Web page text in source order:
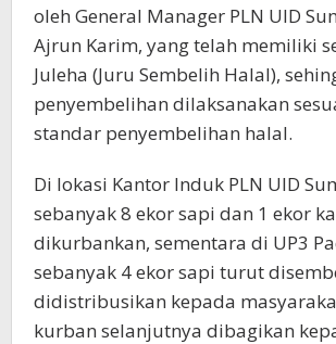
oleh General Manager PLN UID
Ajrun Karim, yang telah memiliki
Juleha (Juru Sembelih Halal),
penyembelihan dilaksanakan
standar penyembelihan halal.
Di lokasi Kantor Induk PLN UID
sebanyak 8 ekor sapi dan 1 ekor
dikurbankan, sementara di UP3
sebanyak 4 ekor sapi turut
didistribusikan kepada
kurban selanjutnya dibagikan